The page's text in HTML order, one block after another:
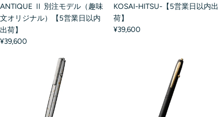
ANTIQUE Ⅱ 別注モデル（趣味
文オリジナル）【5営業日以内
出荷】
¥39,600
KOSAI-HITSU-【5営業日以内出
荷】
¥39,600